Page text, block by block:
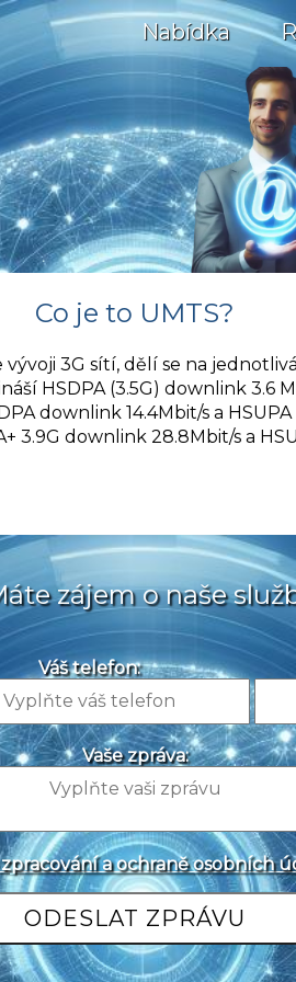
Nabídka
Co je to UMTS?
3G sítí, dělí se na
HSDPA (3.5G) downlink 3.6
downlink 14.4Mbit/s a
3.9G downlink 28.8Mbit/s a
zájem o naše
Váš telefon:
Vaše zpráva:
a ochraně osobních